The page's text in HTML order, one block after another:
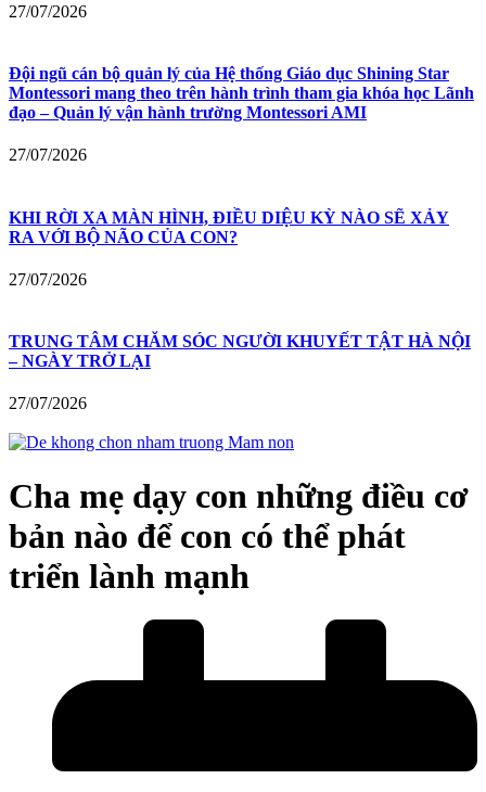
27/07/2026
Đội ngũ cán bộ quản lý của Hệ thống Giáo dục Shining Star
Montessori mang theo trên hành trình tham gia khóa học Lãnh
đạo – Quản lý vận hành trường Montessori AMI
27/07/2026
KHI RỜI XA MÀN HÌNH, ĐIỀU DIỆU KỲ NÀO SẼ XẢY
RA VỚI BỘ NÃO CỦA CON?
27/07/2026
TRUNG TÂM CHĂM SÓC NGƯỜI KHUYẾT TẬT HÀ NỘI
– NGÀY TRỞ LẠI
27/07/2026
Cha mẹ dạy con những điều cơ
bản nào để con có thể phát
triển lành mạnh